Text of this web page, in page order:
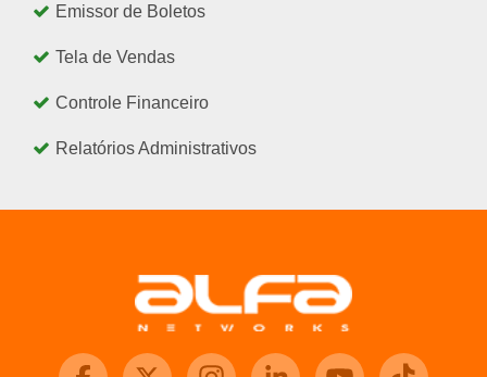
Emissor de Boletos
Tela de Vendas
Controle Financeiro
Relatórios Administrativos